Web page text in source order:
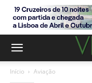
Início Aviação